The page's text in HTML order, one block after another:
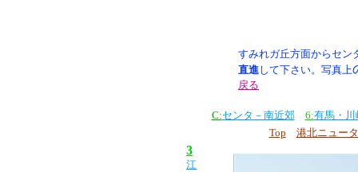
すみれガ丘方面からセン
直進して下さい。 写真上
戻る
C:センタ－南近郊 6:有馬・川
Top
港北ニュー
3
江